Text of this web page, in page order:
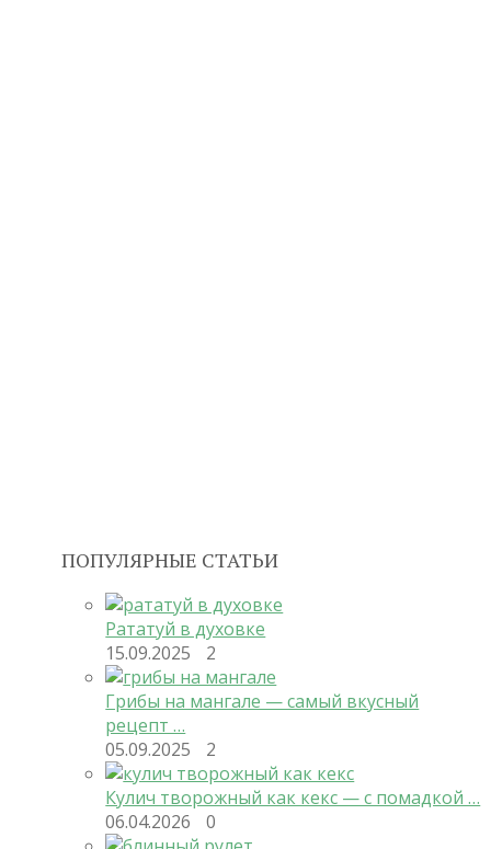
ПОПУЛЯРНЫЕ СТАТЬИ
Рататуй в духовке
15.09.2025
2
Грибы на мангале — самый вкусный
рецепт …
05.09.2025
2
Кулич творожный как кекс — с помадкой …
06.04.2026
0